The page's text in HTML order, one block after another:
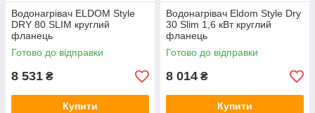
Водонагрівач ELDOM Style
DRY 80 SLIM круглий
фланець
Готово до відправки
8 531 ₴
Купити
Водонагрівач Eldom Style Dry
30 Slim 1,6 кВт круглий
фланець
Готово до відправки
8 014 ₴
Купити